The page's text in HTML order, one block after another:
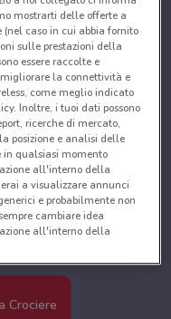
Crociere
mostrarti delle offerte a
caso in cui abbia fornito
sulle prestazioni della
essere raccolte e
migliorare la connettività e
come meglio indicato
Inoltre, i tuoi dati possono
ricerche di mercato,
posizione e analisi delle
in qualsiasi momento
all'interno della
a visualizzare annunci
e probabilmente non
cambiare idea
all'interno della
per fornire:
attiva delle
Archiviare